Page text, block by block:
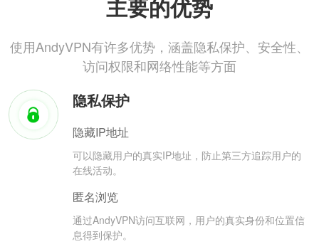
主要的优势
使用AndyVPN有许多优势，涵盖隐私保护、安全性、
访问权限和网络性能等方面
隐私保护
隐藏IP地址
可以隐藏用户的真实IP地址，防止第三方追踪用户的
在线活动。
匿名浏览
通过AndyVPN访问互联网，用户的真实身份和位置信
息得到保护。